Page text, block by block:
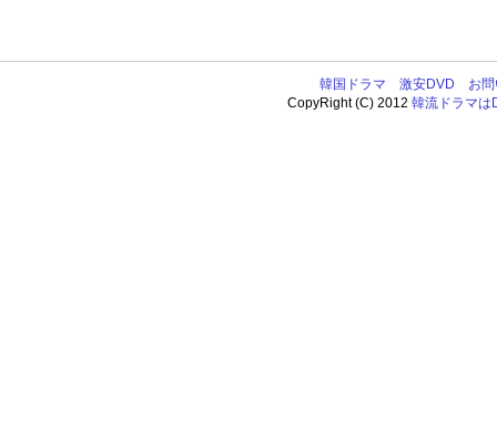
韓国ドラマ 激安DVD
お
CopyRight (C) 2012韓流ドラマは